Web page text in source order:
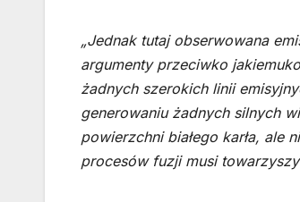
„Jednak tutaj obserwowana
argumenty przeciwko
żadnych szerokich linii
generowaniu żadnych silnych
powierzchni białego karła, ale
procesów fuzji musi